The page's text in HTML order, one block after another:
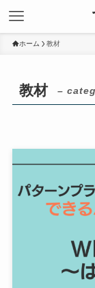
ホーム 教材
教材 –